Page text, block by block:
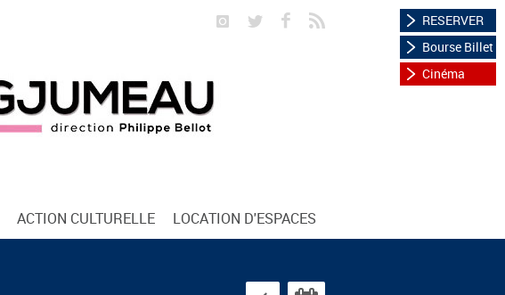
RESERVER
Bourse Billet
Cinéma
ACTION CULTURELLE LOCATION D'ESPACES